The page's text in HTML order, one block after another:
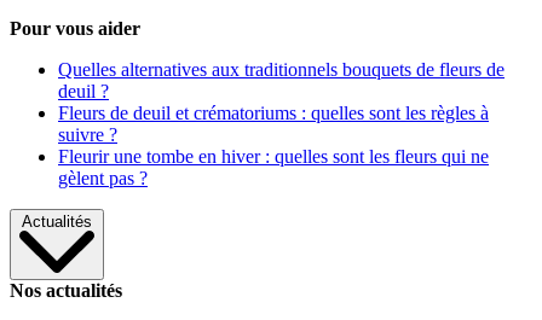
Pour vous aider
Quelles alternatives aux traditionnels bouquets de fleurs de
deuil ?
Fleurs de deuil et crématoriums : quelles sont les règles à
suivre ?
Fleurir une tombe en hiver : quelles sont les fleurs qui ne
gèlent pas ?
Actualités
Nos actualités